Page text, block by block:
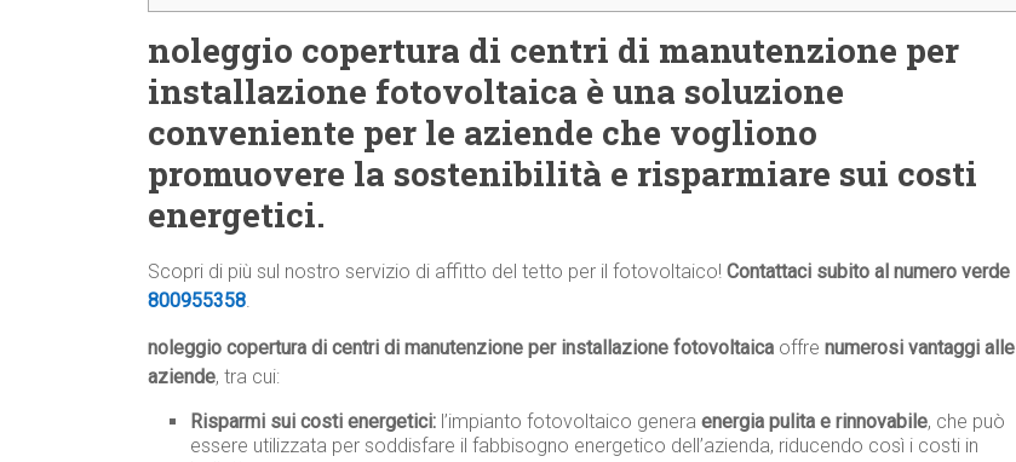
noleggio copertura di centri di manutenzione per
installazione fotovoltaica è una soluzione
conveniente per le aziende che vogliono
promuovere la sostenibilità e risparmiare sui costi
energetici.
Scopri di più sul nostro servizio di affitto del tetto per il fotovoltaico! Contattaci subito al numero verde
800955358.
noleggio copertura di centri di manutenzione per installazione fotovoltaica offre numerosi vantaggi alle
aziende, tra cui:
Risparmi sui costi energetici: l’impianto fotovoltaico genera energia pulita e rinnovabile, che può
essere utilizzata per soddisfare il fabbisogno energetico dell’azienda, riducendo così i costi in